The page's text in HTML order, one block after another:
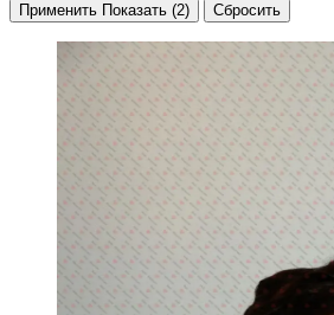
Применить Показать (2) Сбросить